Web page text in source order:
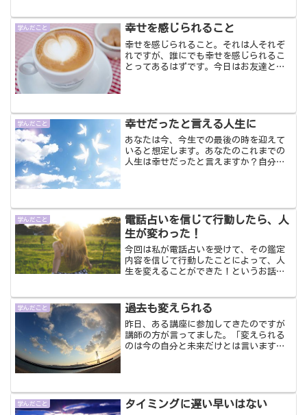
学んだこと 幸せを感じられること
幸せを感じられること。それは人それぞ
れですが、誰にでも幸せを感じられるこ
とってあるはずです。今日はお友達とラ
学んだこと 幸せだったと言える人生に
あなたは今、今生での最後の時を迎えて
いると想定します。あなたのこれまでの
人生は幸せだったと言えますか？自分が
学んだこと
電話占いを信じて行動したら、人
生が変わった！
今回は私が電話占いを受けて、その鑑定
内容を信じて行動したことによって、人
生を変えることができた！というお話を
思いますが、私は信じたものがち！って
思います。
学んだこと 過去も変えられる
昨日、ある講座に参加してきたのですが
講師の方が言ってました。「変えられる
のは今の自分と未来だけとは言います
学んだこと タイミングに遅い早いはない